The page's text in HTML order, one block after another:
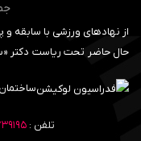
از نهادهای ورزشی با سابقه و
حال حاضر تحت ریاست دکتر
تلفن :